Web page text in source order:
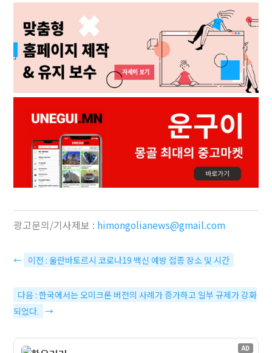
광고문의/기사제보 : himongolianews@gmail.com
← 이전 : 울란바토르시 코로나19 백신 예방 접종 장소 및 시간
다음 : 한국에서는 오미크론 버전의 사례가 증가하고 일부 규제가 강화
되었다. →
AD